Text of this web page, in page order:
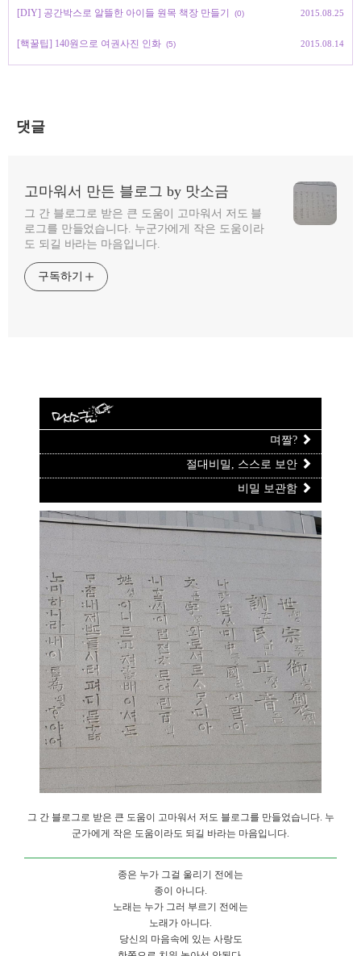
[DIY] 공간박스로 알뜰한 아이들 원목 책장 만들기 (0) 2015.08.25
[핵꿀팁] 140원으로 여권사진 인화 (5) 2015.08.14
댓글
고마워서 만든 블로그 by 맛소금
그 간 블로그로 받은 큰 도움이 고마워서 저도 블
로그를 만들었습니다. 누군가에게 작은 도움이라
도 되길 바라는 마음입니다.
구독하기
며짤?
절대비밀, 스스로 보안
비밀 보관함
그 간 블로그로 받은 큰 도움이 고마워서 저도 블로그를 만들었습니다. 누
군가에게 작은 도움이라도 되길 바라는 마음입니다.
종은 누가 그걸 울리기 전에는
종이 아니다.
노래는 누가 그러 부르기 전에는
노래가 아니다.
당신의 마음속에 있는 사랑도